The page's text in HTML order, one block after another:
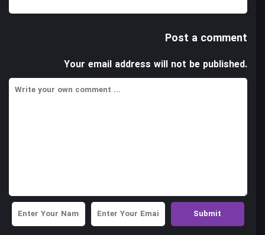
Post a comment
Your email address will not be published.